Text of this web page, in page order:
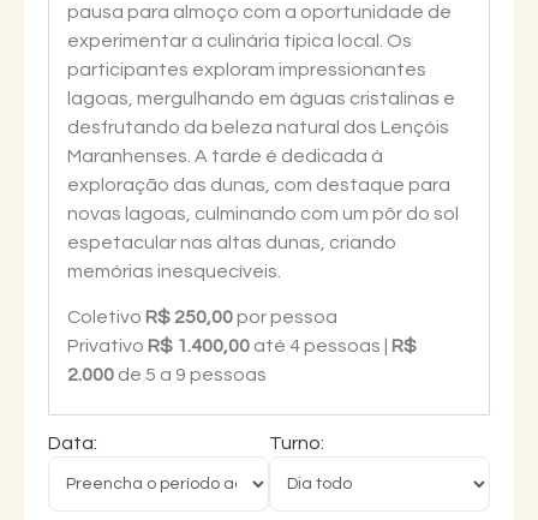
pausa para almoço com a oportunidade de
experimentar a culinária típica local. Os
participantes exploram impressionantes
lagoas, mergulhando em águas cristalinas e
desfrutando da beleza natural dos Lençóis
Maranhenses. A tarde é dedicada à
exploração das dunas, com destaque para
novas lagoas, culminando com um pôr do sol
espetacular nas altas dunas, criando
memórias inesquecíveis.
Coletivo R$ 250,00por pessoa
Privativo R$ 1.400,00 até 4 pessoas | R$
2.000 de 5 a 9 pessoas
Data: Turno: